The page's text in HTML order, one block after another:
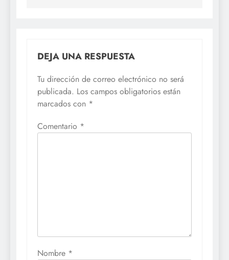
DEJA UNA RESPUESTA
Tu dirección de correo electrónico no será
publicada. Los campos obligatorios están
marcados con *
Comentario *
Nombre *